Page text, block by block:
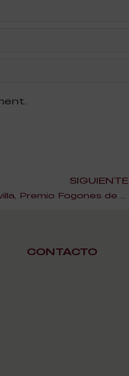
SIGUIENTE
Taberna del Alabardero de Sevilla, Premio Fogones de Sevilla
CONTACTO